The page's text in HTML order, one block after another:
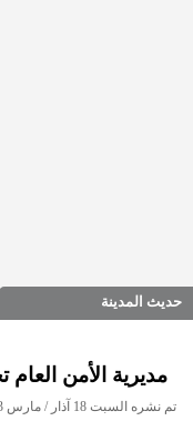
حديث المدينة
مديرية الأمن
تم نشره السبت 18 آذار / مارس 2023 05:25 مساءً